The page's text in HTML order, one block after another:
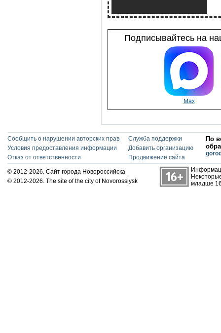
Подписывайтесь на
Max
Сообщить о нарушении авторских прав
Условия предоставления информации
Отказ от ответственности
Служба поддержки
Добавить организацию
Продвижение сайта
По
© 2012-2026. Сайт города Новороссийска
© 2012-2026. The site of the city of Novorossiysk
младше